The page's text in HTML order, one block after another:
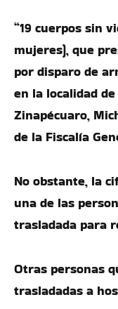
“19 cuerpos sin
mujeres), que
por disparo de
en la localidad
Zinapécuaro,
de la Fiscalía
No obstante, la
una de las
trasladada para
Otras personas
trasladadas a